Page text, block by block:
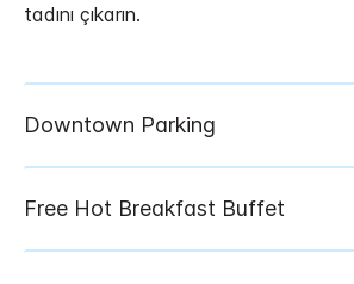
tadını çıkarın.